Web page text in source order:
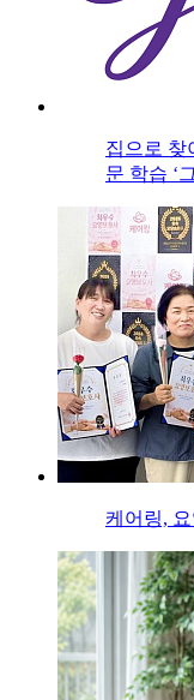
집으로 찾
문 학습 ‘
케어링,